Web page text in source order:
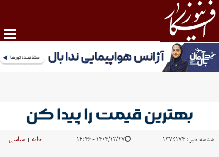
شناسه خبر: ۱۳۷۵۱۷۴ ۱۴۰۴/۱۲/۲۷ - ۱۴:۴۶ خانه | سیاسی